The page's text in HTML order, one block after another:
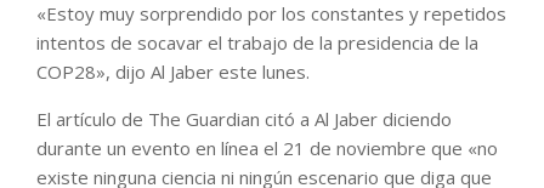
«Estoy muy sorprendido por los constantes y repetidos
intentos de socavar el trabajo de la presidencia de la
COP28», dijo Al Jaber este lunes.
El artículo de The Guardian citó a Al Jaber diciendo
durante un evento en línea el 21 de noviembre que «no
existe ninguna ciencia ni ningún escenario que diga que